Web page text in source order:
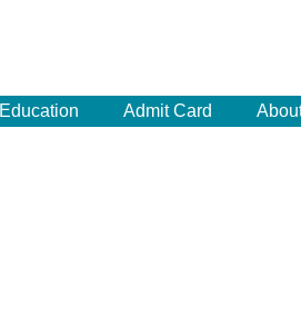
Education Admit Card